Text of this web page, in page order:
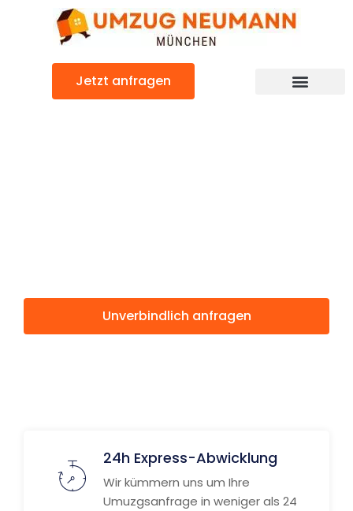
Jetzt anfragen
Unverbindlich anfragen
24h Express-Abwicklung
Wir kümmern uns um Ihre
Umuzgsanfrage in weniger als 24